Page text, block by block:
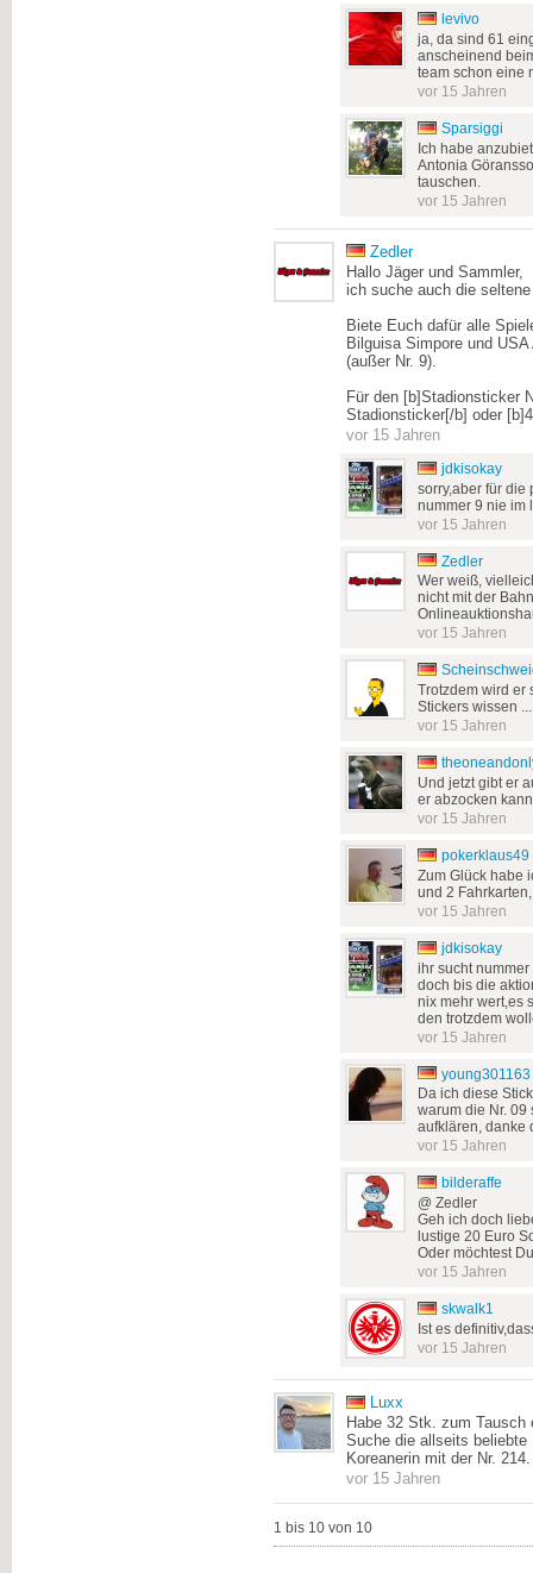
levivo
ja, da sind 61
anscheinend
team schon eine
vor 15 Jahren
Sparsiggi
Ich habe
Antonia
tauschen.
vor 15 Jahren
Zedler
Hallo Jäger und Sammler,
ich suche auch die
Biete Euch dafür alle
Bilguisa Simpore und
(außer Nr. 9).
Für den [b]Stadionsticker
Stadionsticker[/b] oder
vor 15 Jahren
jdkisokay
sorry,aber für die
nummer 9 nie im
vor 15 Jahren
Zedler
Wer weiß,
nicht mit der
vor 15 Jahren
Trotzdem wird er
Stickers wissen ...
vor 15 Jahren
Und jetzt gibt er
er abzocken
vor 15 Jahren
pokerklaus49
Zum Glück habe
und 2
vor 15 Jahren
jdkisokay
ihr sucht
doch bis die
nix mehr wert,es
den trotzdem
vor 15 Jahren
young301163
Da ich diese
warum die Nr. 09
aufklären, danke
vor 15 Jahren
bilderaffe
@ Zedler
Geh ich doch
lustige 20 Euro
Oder möchtest
vor 15 Jahren
skwalk1
Ist es
vor 15 Jahren
Luxx
Habe 32 Stk. zum Tausch
Suche die allseits beliebte
Koreanerin mit der Nr. 214.
vor 15 Jahren
1 bis 10 von 10